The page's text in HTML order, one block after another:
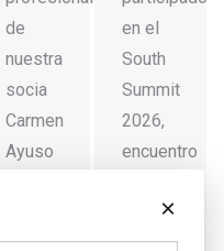
de
nuestra
socia
Carmen
Ayuso
Departamento
en el
South
Summit
2026,
encuentro
innovación
×